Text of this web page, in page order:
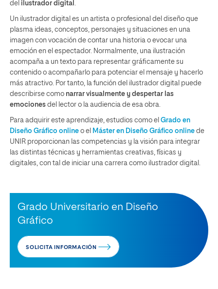
del ilustrador digital
Un ilustrador digital es un artista o profesional del diseño que
plasma ideas, conceptos, personajes y situaciones en una
imagen con vocación de contar una historia o evocar una
emoción en el espectador. Normalmente, una ilustración
acompaña a un texto para representar gráficamente su
contenido o acompañarlo para potenciar el mensaje y hacerlo
más atractivo. Por tanto, la función del ilustrador digital puede
describirse como narrar visualmente y despertar las
emociones del lector o la audiencia de esa obra.
Para adquirir este aprendizaje, estudios como el Grado en
Diseño Gráfico online o el Máster en Diseño Gráfico online de
UNIR proporcionan las competencias y la visión para integrar
las distintas técnicas y herramientas creativas, físicas y
digitales, con tal de iniciar una carrera como ilustrador digital.
Grado Universitario en Diseño
Gráfico
SOLICITA INFORMACIÓN